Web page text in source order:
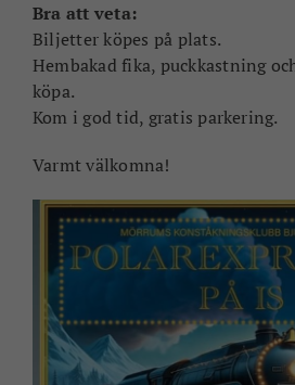
Bra att veta:
Biljetter köpes på plats.
Hembakad fika, puckkastning
köpa.
Kom i god tid, gratis parkering.
Varmt välkomna!